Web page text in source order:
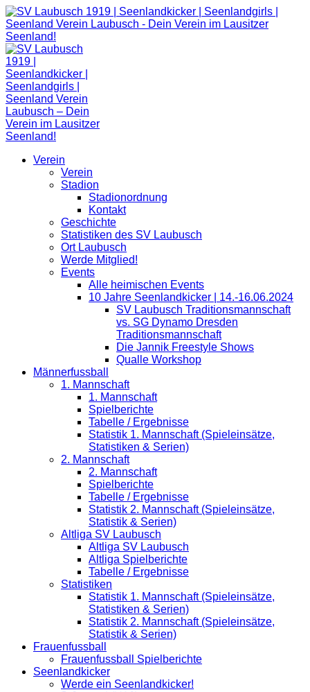
Zum
Inhalt
springen
Verein
Verein
Stadion
Stadionordnung
Kontakt
Geschichte
Statistiken des SV Laubusch
Ort Laubusch
Werde Mitglied!
Events
Alle heimischen Events
10 Jahre Seenlandkicker | 14.-16.06.2024
SV Laubusch Traditionsmannschaft
vs. SG Dynamo Dresden
Traditionsmannschaft
Die Jannik Freestyle Shows
Qualle Workshop
Männerfussball
1. Mannschaft
1. Mannschaft
Spielberichte
Tabelle / Ergebnisse
Statistik 1. Mannschaft (Spieleinsätze,
Statistiken & Serien)
2. Mannschaft
2. Mannschaft
Spielberichte
Tabelle / Ergebnisse
Statistik 2. Mannschaft (Spieleinsätze,
Statistik & Serien)
Altliga SV Laubusch
Altliga SV Laubusch
Altliga Spielberichte
Tabelle / Ergebnisse
Statistiken
Statistik 1. Mannschaft (Spieleinsätze,
Statistiken & Serien)
Statistik 2. Mannschaft (Spieleinsätze,
Statistik & Serien)
Frauenfussball
Frauenfussball Spielberichte
Seenlandkicker
Werde ein Seenlandkicker!